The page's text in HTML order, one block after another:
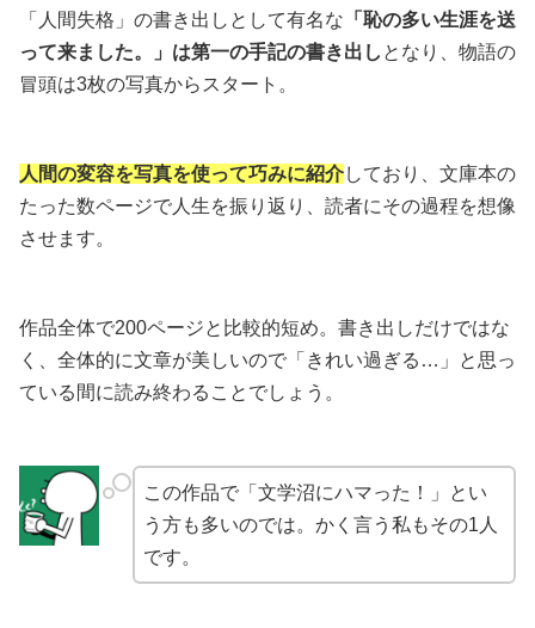
「人間失格」の書き出しとして有名な 「恥の多い生涯を送
って来ました。」は第一の手記の書き出し となり、物語の
冒頭は3枚の写真からスタート。
人間の変容を写真を使って巧みに紹介しており、文庫本の
たった数ページで人生を振り返り、読者にその過程を想像
させます。
作品全体で200ページと比較的短め。書き出しだけではな
く、全体的に文章が美しいので「きれい過ぎる…」と思っ
ている間に読み終わることでしょう。
この作品で「文学沼にハマった！」とい
う方も多いのでは。かく言う私もその1人
です。